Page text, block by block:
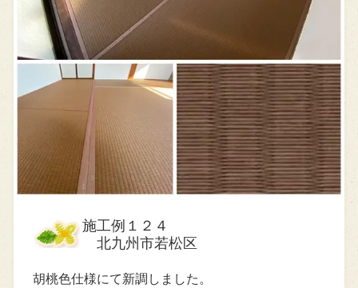
施工例１２４
北九州市若松区
胡桃色仕様にて新調しました。